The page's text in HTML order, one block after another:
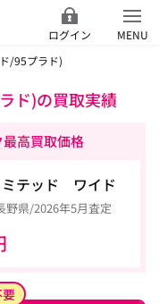
ログイン
MENU
/95プラド)
ド)の買取実績
高買取価格
ミテッド ワイド
野県/2026年5月査定